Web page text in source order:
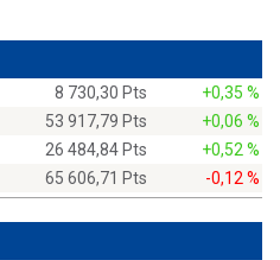
8 730,30 Pts
+0,35 %
53 917,79 Pts
+0,06 %
26 484,84 Pts
+0,52 %
65 606,71 Pts -0,12 %